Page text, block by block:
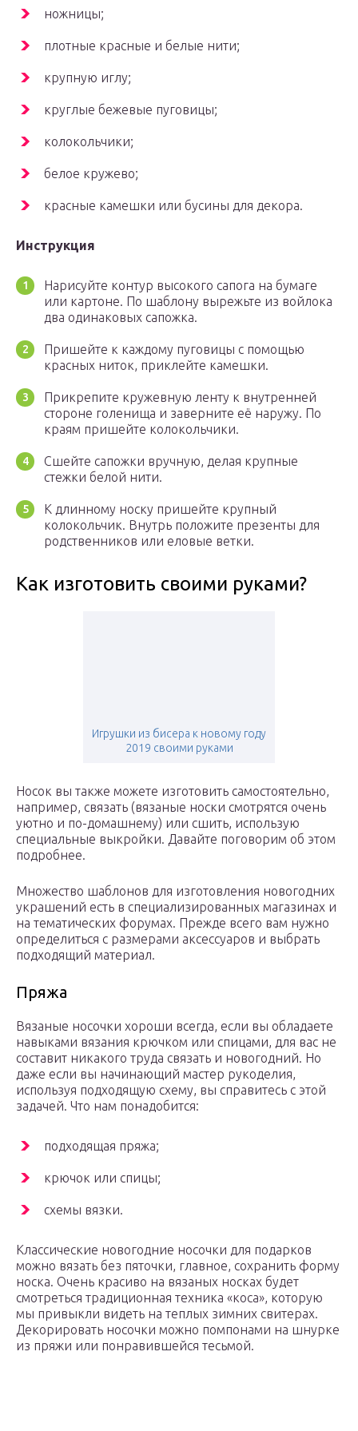
ножницы;
плотные красные и белые нити;
крупную иглу;
круглые бежевые пуговицы;
колокольчики;
белое кружево;
красные камешки или бусины для декора.
Инструкция
Нарисуйте контур высокого сапога на бумаге
или картоне. По шаблону вырежьте из войлока
два одинаковых сапожка.
Пришейте к каждому пуговицы с помощью
красных ниток, приклейте камешки.
Прикрепите кружевную ленту к внутренней
стороне голенища и заверните её наружу. По
краям пришейте колокольчики.
Сшейте сапожки вручную, делая крупные
стежки белой нити.
К длинному носку пришейте крупный
колокольчик. Внутрь положите презенты для
родственников или еловые ветки.
Как изготовить своими руками?
Игрушки из бисера к новому году
2019 своими руками
Носок вы также можете изготовить самостоятельно,
например, связать (вязаные носки смотрятся очень
уютно и по-домашнему) или сшить, использую
специальные выкройки. Давайте поговорим об этом
подробнее.
Множество шаблонов для изготовления новогодних
украшений есть в специализированных магазинах и
на тематических форумах. Прежде всего вам нужно
определиться с размерами аксессуаров и выбрать
подходящий материал.
Пряжа
Вязаные носочки хороши всегда, если вы обладаете
навыками вязания крючком или спицами, для вас не
составит никакого труда связать и новогодний. Но
даже если вы начинающий мастер рукоделия,
используя подходящую схему, вы справитесь с этой
задачей. Что нам понадобится:
подходящая пряжа;
крючок или спицы;
схемы вязки.
Классические новогодние носочки для подарков
можно вязать без пяточки, главное, сохранить форму
носка. Очень красиво на вязаных носках будет
смотреться традиционная техника «коса», которую
мы привыкли видеть на теплых зимних свитерах.
Декорировать носочки можно помпонами на шнурке
из пряжи или понравившейся тесьмой.